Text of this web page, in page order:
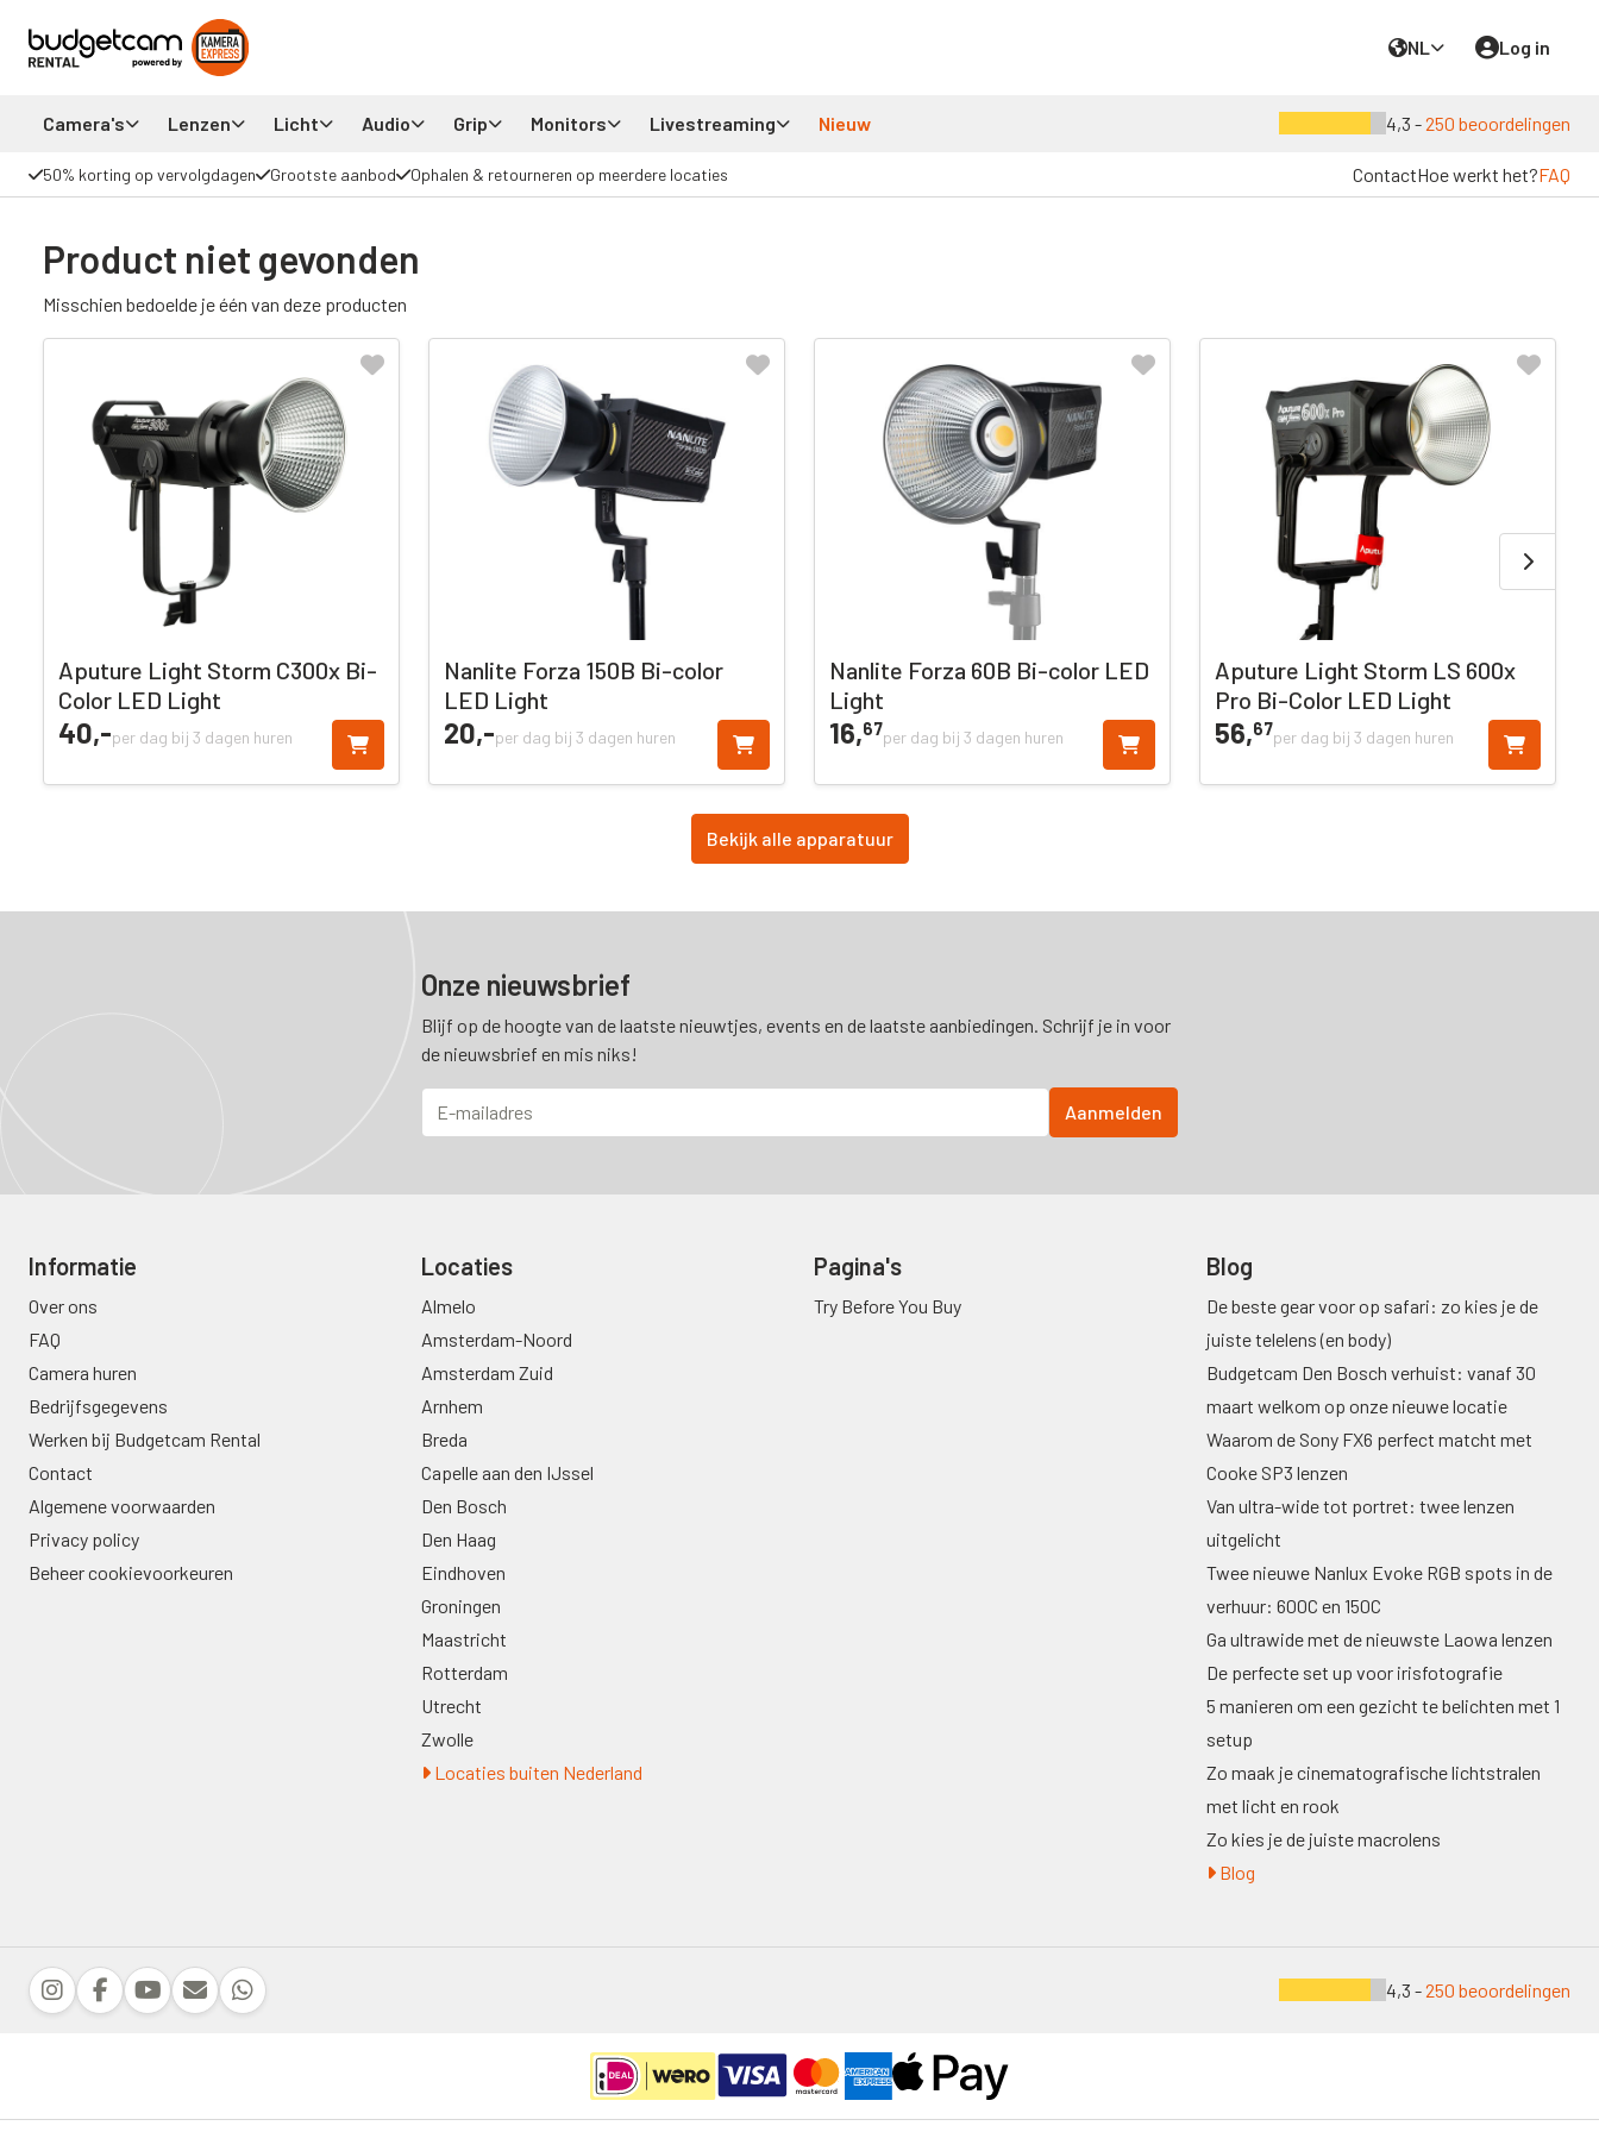
NL Log in
Camera's Lenzen Licht Audio Grip Monitors Livestreaming Nieuw 4,3 -250 beoordelingen
50% korting op vervolgdagen Grootste aanbod Ophalen & retourneren op meerdere locaties ContactHoe werkt het?FAQ
Product niet gevonden
Misschien bedoelde je één van deze producten
Aputure Light Storm C300x Bi-
Color LED Light
40,-per dag bij 3 dagen huren
Nanlite Forza 150B Bi-color
LED Light
20,-per dag bij 3 dagen huren
Nanlite Forza 60B Bi-color LED
Light
16,67per dag bij 3 dagen huren
Aputure Light Storm LS 600x
Pro Bi-Color LED Light
56,67per dag bij 3 dagen huren
Bekijk alle apparatuur
Onze nieuwsbrief
Blijf op de hoogte van de laatste nieuwtjes, events en de laatste aanbiedingen. Schrijf je in voor
de nieuwsbrief en mis niks!
Informatie
Over ons
FAQ
Camera huren
Bedrijfsgegevens
Werken bij Budgetcam Rental
Contact
Algemene voorwaarden
Privacy policy
Beheer cookievoorkeuren
Locaties
Almelo
Amsterdam-Noord
Amsterdam Zuid
Arnhem
Breda
Capelle aan den IJssel
Den Bosch
Den Haag
Eindhoven
Groningen
Maastricht
Rotterdam
Utrecht
Zwolle
Locaties buiten Nederland
Pagina's
Try Before You Buy
Blog
De beste gear voor op safari: zo kies je de
juiste telelens (en body)
Budgetcam Den Bosch verhuist: vanaf 30
maart welkom op onze nieuwe locatie
Waarom de Sony FX6 perfect matcht met
Cooke SP3 lenzen
Van ultra-wide tot portret: twee lenzen
uitgelicht
Twee nieuwe Nanlux Evoke RGB spots in de
verhuur: 600C en 150C
Ga ultrawide met de nieuwste Laowa lenzen
De perfecte set up voor irisfotografie
5 manieren om een gezicht te belichten met 1
setup
Zo maak je cinematografische lichtstralen
met licht en rook
Zo kies je de juiste macrolens
Blog
4,3 -250 beoordelingen